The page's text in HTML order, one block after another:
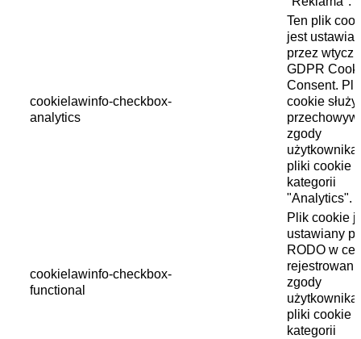
cookielawinfo-checkbox-
analytics
Ten plik
jest
przez
GDPR
Consent.
cookie służy
zgody
użytkownika
pliki cookie
kategorii
"Analytics".
cookielawinfo-checkbox-
functional
Plik cookie
ustawiany
RODO w
zgody
użytkownika
pliki cookie
kategorii